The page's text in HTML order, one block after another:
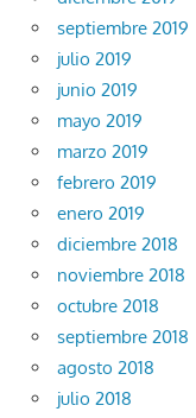
septiembre 2019
julio 2019
junio 2019
mayo 2019
marzo 2019
febrero 2019
enero 2019
diciembre 2018
noviembre 2018
octubre 2018
septiembre 2018
agosto 2018
julio 2018